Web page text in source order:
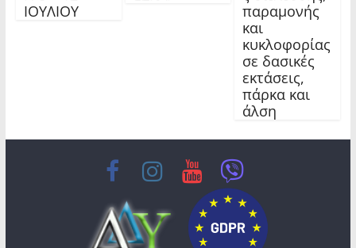
ΙΟΥΛΙΟΥ
παραμονής
και
κυκλοφορίας
σε δασικές
εκτάσεις,
πάρκα και
άλση